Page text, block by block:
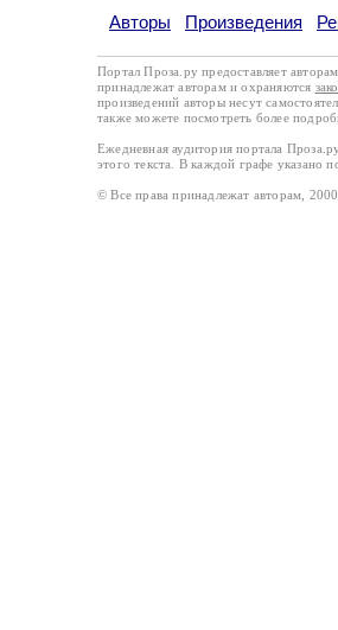
Авторы Произведения
Портал Проза.ру предоставляет
принадлежат авторам и охраняются
произведений авторы несут
также можете посмотреть более
Ежедневная аудитория портала
этого текста. В каждой графе указано
© Все права принадлежат авторам,